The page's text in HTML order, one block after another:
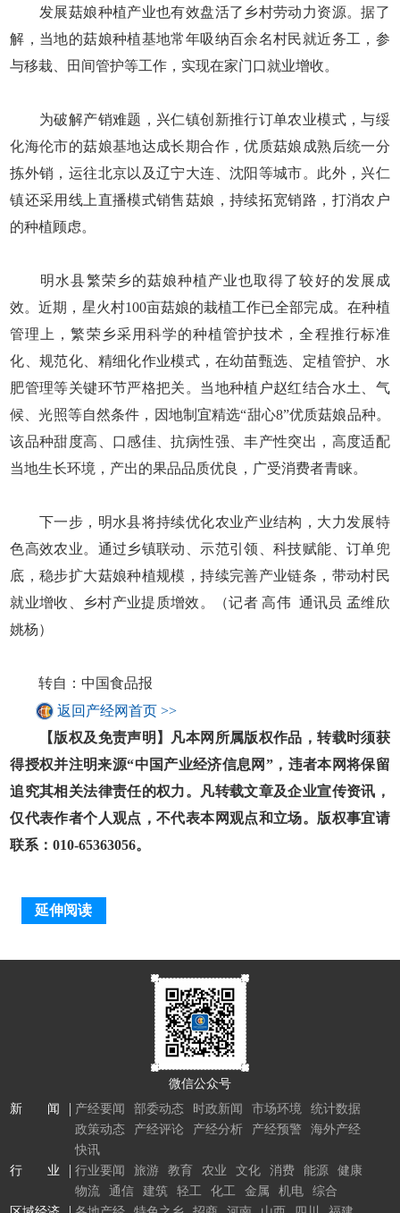
发展菇娘种植产业也有效盘活了乡村劳动力资源。据了
解，当地的菇娘种植基地常年吸纳百余名村民就近务工，参
与移栽、田间管护等工作，实现在家门口就业增收。
为破解产销难题，兴仁镇创新推行订单农业模式，与绥
化海伦市的菇娘基地达成长期合作，优质菇娘成熟后统一分
拣外销，运往北京以及辽宁大连、沈阳等城市。此外，兴仁
镇还采用线上直播模式销售菇娘，持续拓宽销路，打消农户
的种植顾虑。
明水县繁荣乡的菇娘种植产业也取得了较好的发展成
效。近期，星火村100亩菇娘的栽植工作已全部完成。在种植
管理上，繁荣乡采用科学的种植管护技术，全程推行标准
化、规范化、精细化作业模式，在幼苗甄选、定植管护、水
肥管理等关键环节严格把关。当地种植户赵红结合水土、气
候、光照等自然条件，因地制宜精选“甜心8”优质菇娘品种。
该品种甜度高、口感佳、抗病性强、丰产性突出，高度适配
当地生长环境，产出的果品品质优良，广受消费者青睐。
下一步，明水县将持续优化农业产业结构，大力发展特
色高效农业。通过乡镇联动、示范引领、科技赋能、订单兜
底，稳步扩大菇娘种植规模，持续完善产业链条，带动村民
就业增收、乡村产业提质增效。（记者 高伟 通讯员 孟维欣
姚杨）
转自：中国食品报
返回产经网首页 >>
【版权及免责声明】凡本网所属版权作品，转载时须获
得授权并注明来源“中国产业经济信息网”，违者本网将保留
追究其相关法律责任的权力。凡转载文章及企业宣传资讯，
仅代表作者个人观点，不代表本网观点和立场。版权事宜请
联系：010-65363056。
延伸阅读
微信公众号
新 闻
产经要闻 部委动态 时政新闻 市场环境
统计数据
政策动态
产经评论 产经分析 产经预警
海外产经
快讯
行 业
行业要闻 旅游 教育 农业 文化 消费 能源
健康
物流
通信 建筑 轻工 化工 金属 机电
综合